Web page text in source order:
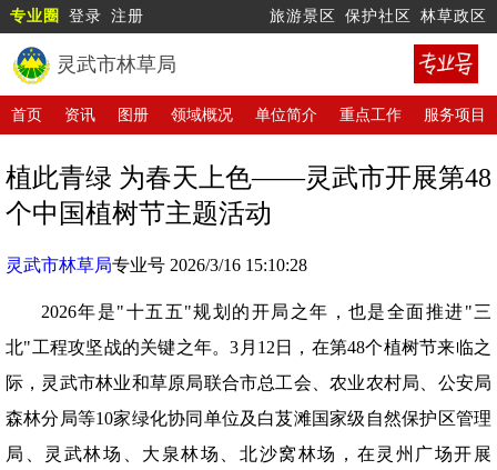
专业圈 登录 注册 旅游景区 保护社区 林草政区
灵武市林草局
首页 资讯 图册 领域概况 单位简介 重点工作 服务项目
植此青绿 为春天上色——灵武市开展第48
个中国植树节主题活动
灵武市林草局专业号 2026/3/16 15:10:28
2026年是"十五五"规划的开局之年，也是全面推进"三
北"工程攻坚战的关键之年。3月12日，在第48个植树节来临之
际，灵武市林业和草原局联合市总工会、农业农村局、公安局
森林分局等10家绿化协同单位及白芨滩国家级自然保护区管理
局、灵武林场、大泉林场、北沙窝林场，在灵州广场开展